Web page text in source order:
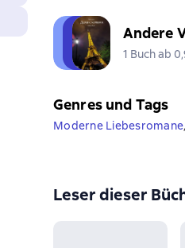
Andere
1 Buch ab
Genres und Tags
Moderne Liebesromane,
Leser dieser